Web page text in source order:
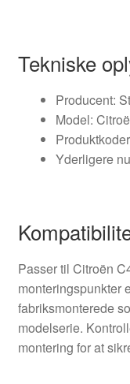
Tekniske
Producent:
Model:
Yderligere
Passer til Citroën
monteringspunkter
fabriksmonterede
modelserie.
montering for at